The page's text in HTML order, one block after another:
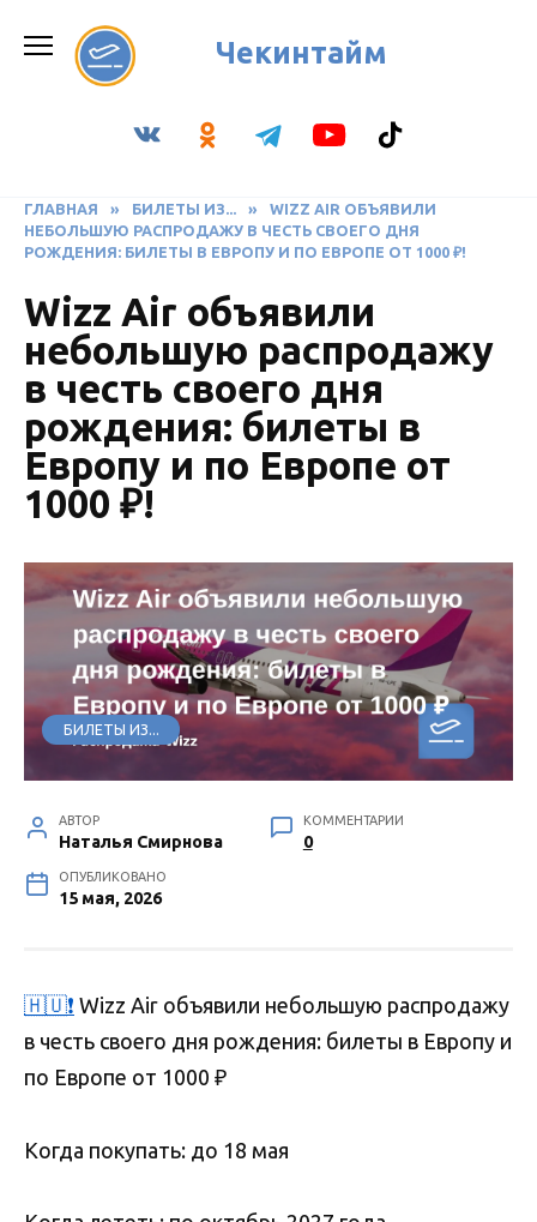
содержанию
Чекинтайм
ГЛАВНАЯ » БИЛЕТЫ ИЗ... »
WIZZ AIR ОБЪЯВИЛИ
НЕБОЛЬШУЮ РАСПРОДАЖУ В ЧЕСТЬ СВОЕГО ДНЯ
РОЖДЕНИЯ: БИЛЕТЫ В ЕВРОПУ И ПО ЕВРОПЕ ОТ 1000 ₽!
Wizz Air объявили
небольшую распродажу
в честь своего дня
рождения: билеты в
Европу и по Европе от
1000 ₽!
БИЛЕТЫ ИЗ...
АВТОР
Наталья Смирнова
КОММЕНТАРИИ
0
ОПУБЛИКОВАНО
15 мая, 2026
🇭🇺❗️ Wizz Air объявили небольшую распродажу
в честь своего дня рождения: билеты в Европу и
по Европе от 1000 ₽
Когда покупать: до 18 мая